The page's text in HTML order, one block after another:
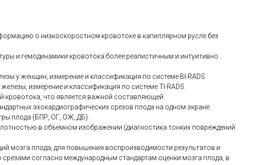
о низкоскоростном кровотоке в капиллярном русле без
и гемодинамики кровотока более реалистичным и интуитивно
у женщин, измерение и классификация по системе BI-RADS.
измерение и классификация по системе TI-RADS.
кровотока, что является важной составляющей
эхокардиографических срезов плода на одном экране.
плода (БПР, ОГ, ОЖ, ДБ).
в объемном изображении (диагностика тонких повреждений
мозга плода, для повышения воспроизводимости результатов и
согласно международным стандартам оценки мозга плода, в